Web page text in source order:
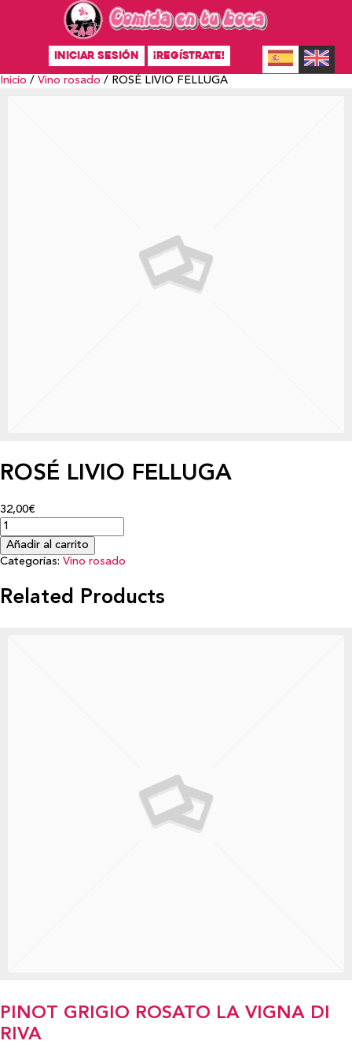
INICIAR SESIÓN ¡REGÍSTRATE!
Inicio / Vino rosado / ROSÉ LIVIO FELLUGA
ROSÉ LIVIO FELLUGA
32,00€
Añadir al carrito
Categorías: Vino rosado
Related Products
PINOT GRIGIO ROSATO LA VIGNA DI
RIVA